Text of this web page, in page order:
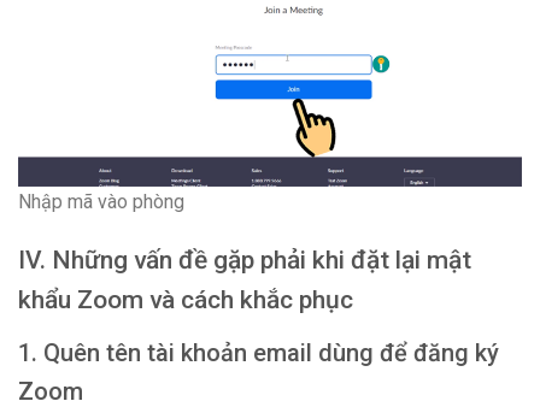
Nhập mã vào phòng
IV. Những vấn đề gặp phải khi đặt lại mật
khẩu Zoom và cách khắc phục
1. Quên tên tài khoản email dùng để đăng ký
Zoom